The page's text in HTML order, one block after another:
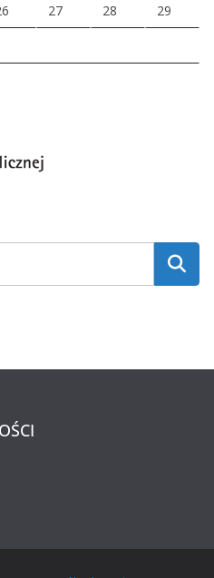
27 28 29